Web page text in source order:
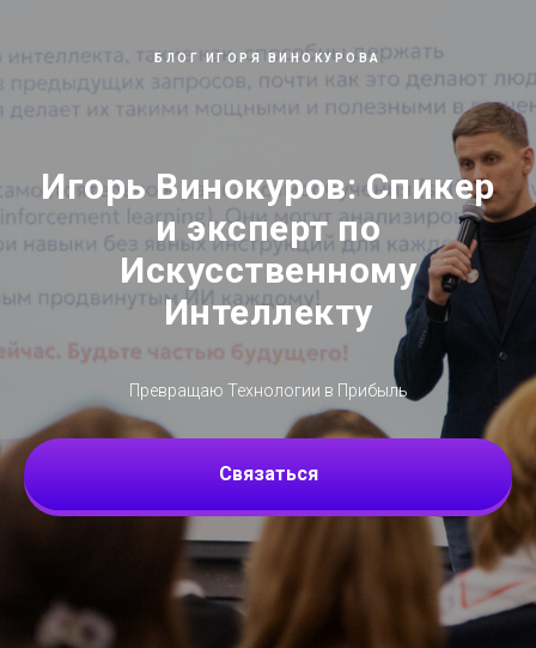
БЛОГ ИГОРЯ ВИНОКУРОВА
Игорь Винокуров: Спикер
и эксперт по
Искусственному
Интеллекту
Превращаю Технологии в Прибыль
Связаться